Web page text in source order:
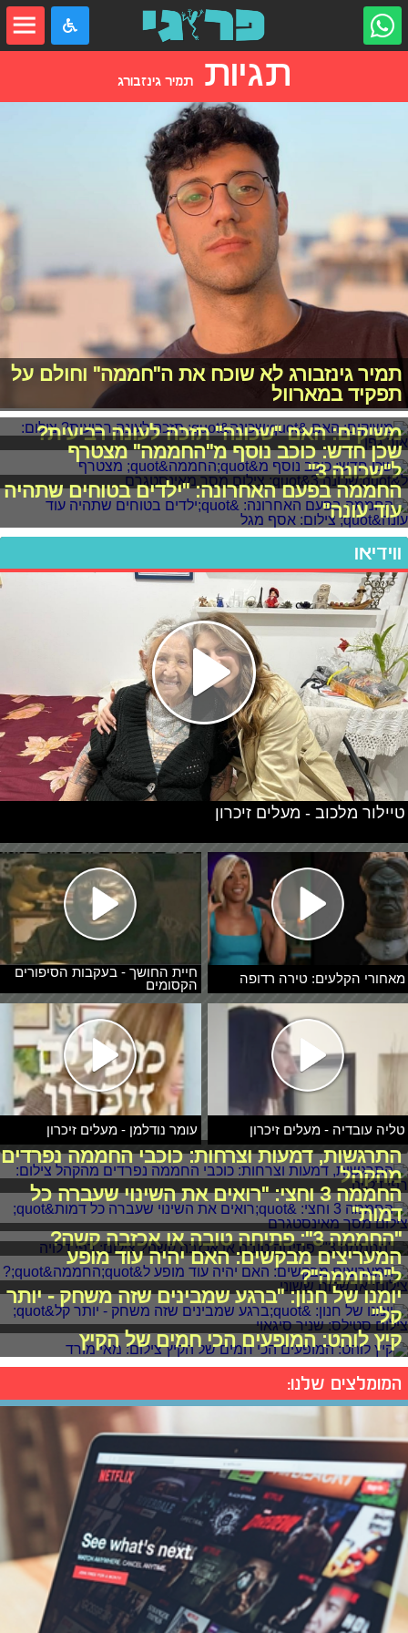
תגיותתמיר גינזבורג
תמיר גינזבורג לא שוכח את ה"חממה" וחולם על
תפקיד במארוול
משיקים: האם "שכונה" תזכה לעונה רביעית?
שכן חדש: כוכב נוסף מ"החממה" מצטרף
ל"שכונה 3"
החממה בפעם האחרונה: "ילדים בטוחים שתהיה
עוד עונה"
ווידיאו
מאחורי הקלעים: טירה רדופה
חיית החושך - בעקבות הסיפורים
הקסומים
טליה עובדיה - מעלים זיכרון עומר נודלמן - מעלים זיכרון
טיילור מלכוב - מעלים זיכרון
התרגשות, דמעות וצרחות: כוכבי החממה נפרדים
מהקהל
החממה 3 וחצי: "רואים את השינוי שעברה כל
דמות"
"החממה 3": פתיחה טובה או אכזבה קשה?
המעריצים מבקשים: האם יהיה עוד מופע
ל"החממה"?
יומנו של חנון: "ברגע שמבינים שזה משחק - יותר
קל"
קיץ לוהט: המופעים הכי חמים של הקיץ
המומלצים שלנו: